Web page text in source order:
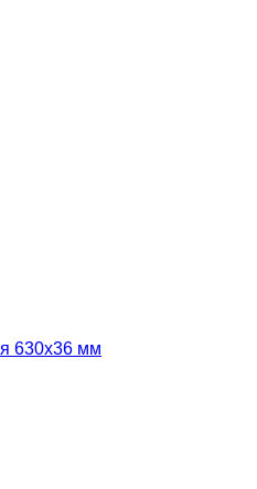
630х36 мм